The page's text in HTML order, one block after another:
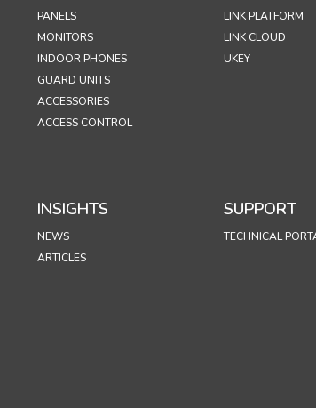
PANELS
MONITORS
INDOOR PHONES
GUARD UNITS
ACCESSORIES
ACCESS CONTROL
LINK PLATFORM
LINK CLOUD
UKEY
INSIGHTS
NEWS
ARTICLES
SUPPORT
TECHNICAL